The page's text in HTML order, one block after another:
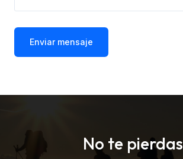
Enviar mensaje
No te pierdas